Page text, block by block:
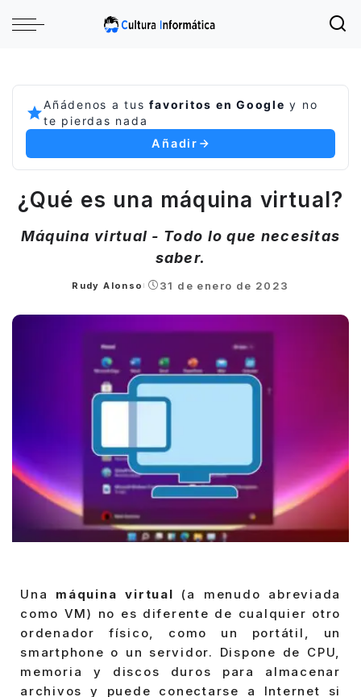
Añádenos a tusfavoritos en Google y no
te pierdas nada
Añadir
¿Qué es una máquina virtual?
Máquina virtual - Todo lo que necesitas
saber.
Posted
Rudy Alonso 31 de enero de 2023
Una máquina virtual (a menudo abreviada
como VM) no es diferente de cualquier otro
ordenador físico, como un portátil, un
smartphone o un servidor. Dispone de CPU,
memoria y discos duros para almacenar
archivos y puede conectarse a Internet si